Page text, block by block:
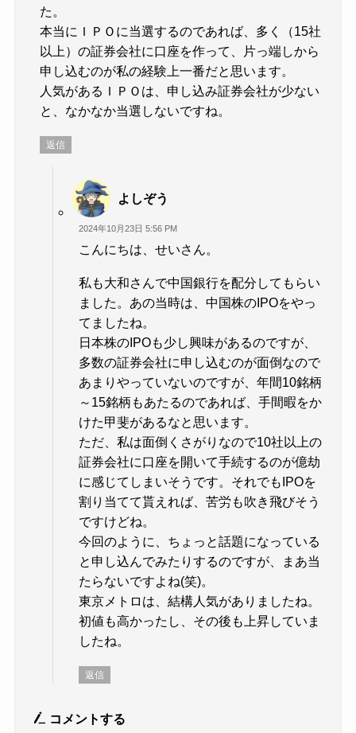
た。
本当にＩＰＯに当選するのであれば、多く（15社
以上）の証券会社に口座を作って、片っ端しから
申し込むのが私の経験上一番だと思います。
人気があるＩＰＯは、申し込み証券会社が少ない
と、なかなか当選しないですね。
返信
よしぞう
2024年10月23日 5:56 PM
こんにちは、せいさん。
私も大和さんで中国銀行を配分してもらい
ました。あの当時は、中国株のIPOをやっ
てましたね。
日本株のIPOも少し興味があるのですが、
多数の証券会社に申し込むのが面倒なので
あまりやっていないのですが、年間10銘柄
～15銘柄もあたるのであれば、手間暇をか
けた甲斐があるなと思います。
ただ、私は面倒くさがりなので10社以上の
証券会社に口座を開いて手続するのが億劫
に感じてしまいそうです。それでもIPOを
割り当てて貰えれば、苦労も吹き飛びそう
ですけどね。
今回のように、ちょっと話題になっている
と申し込んでみたりするのですが、まあ当
たらないですよね(笑)。
東京メトロは、結構人気がありましたね。
初値も高かったし、その後も上昇していま
したね。
返信
コメントする